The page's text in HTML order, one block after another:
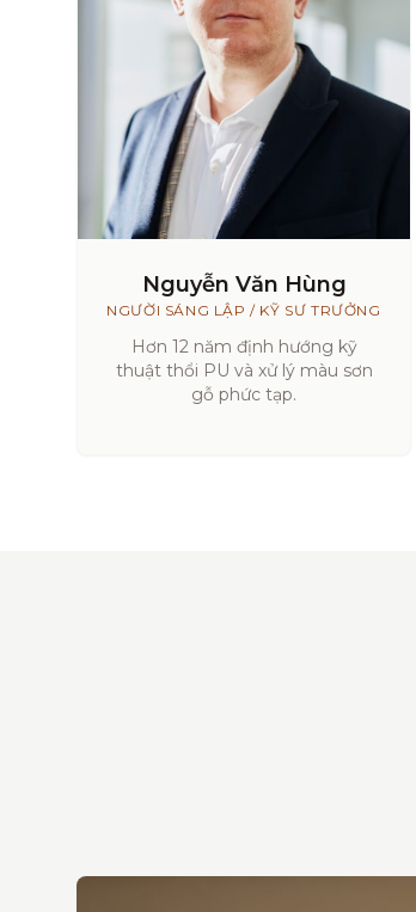
Nguyễn Văn Hùng
NGƯỜI SÁNG LẬP / KỸ SƯ TRƯỞNG
Hơn 12 năm định hướng kỹ
thuật thổi PU và xử lý màu sơn
gỗ phức tạp.